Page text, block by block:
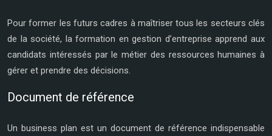
Pour former les futurs cadres à maîtriser tous les secteurs clés
de la société, la formation en gestion d’entreprise apprend aux
candidats intéressés par le métier des ressources humaines à
gérer et prendre des décisions.
Document de référence
Un business plan est un document de référence indispensable